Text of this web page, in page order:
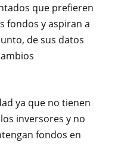
que prefieren
fondos y aspiran a
de sus datos
ya que no tienen
inversores y no
fondos en